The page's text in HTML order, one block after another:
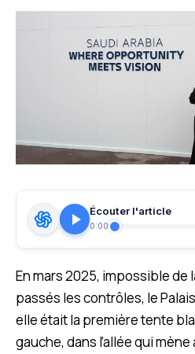
Écouter l'article
0:00
En mars 2025, impossible de
passés les contrôles, le
elle était la première tente
gauche, dans l’allée qui mène